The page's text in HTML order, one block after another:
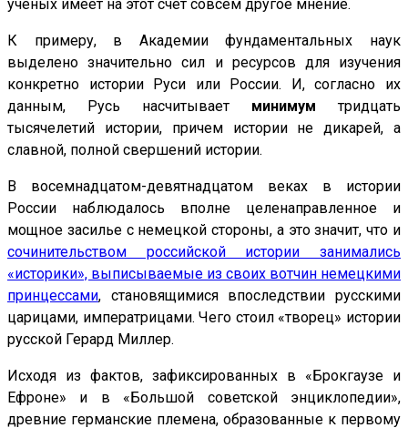
ученых имеет на этот счет совсем другое мнение.
К примеру, в Академии фундаментальных наук
выделено значительно сил и ресурсов для изучения
конкретно истории Руси или России. И, согласно их
данным, Русь насчитывает минимум тридцать
тысячелетий истории, причем истории не дикарей, а
славной, полной свершений истории.
В восемнадцатом-девятнадцатом веках в истории
России наблюдалось вполне целенаправленное и
мощное засилье с немецкой стороны, а это значит, что и
сочинительством российской истории занимались
«историки», выписываемые из своих вотчин немецкими
принцессами, становящимися впоследствии русскими
царицами, императрицами. Чего стоил «творец» истории
русской Герард Миллер.
Исходя из фактов, зафиксированных в «Брокгаузе и
Ефроне» и в «Большой советской энциклопедии»,
древние германские племена, образованные к первому